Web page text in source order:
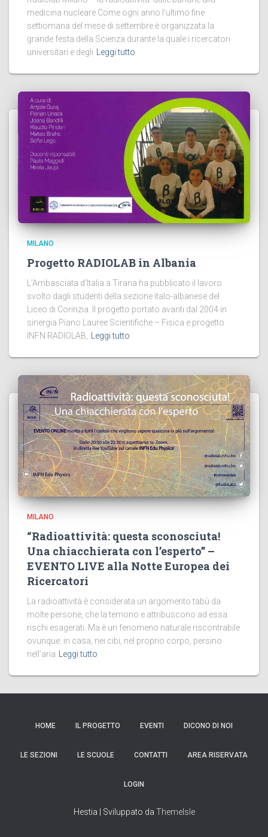
medicina nucleare Come ogni anno l’ultimo fine
settiomana del mese di settembre è organizzata la
grande festa della Scienza durante la quale i ricercatori
universitari e degli
Leggi tutto
MILANO
Progetto RADIOLAB in Albania
L’Ambasciata d’Italia a Tirana ha pubblicato il lavoro
svolto dagli studenti della sezione italo-albanese del
Liceo di Corinzia. Il progetto portato avanti dal 2004 in
sinergia Piano Lauree Scientifiche – Fisica e progetto
INFN RADIOLAB,
Leggi tutto
MILANO
“Radioattività: questa sconosciuta!
Una chiacchierata con l’esperto” –
EVENTO LIVE alla Notte Europea dei
Ricercatori
La radioattività è considerata un argomento tabù da
molte persone, che la temono e attribuscono ad essa
rischi esagerati. Ma è un fenomeno naturale riscontrabile
ovunque: in casa, nei cibi, nel proprio corpo, persino
nell’aria
Leggi tutto
HOME IL PROGETTO EVENTI DICONO DI NOI
LE SEZIONI LE SCUOLE CONTATTI AREA RISERVATA
LOGIN
Hestia | Sviluppato da ThemeIsle